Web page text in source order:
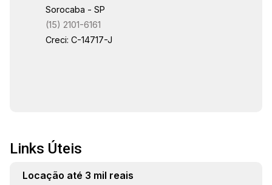
Sorocaba - SP
(15) 2101-6161
Creci: C-14717-J
Links Úteis
Locação até 3 mil reais